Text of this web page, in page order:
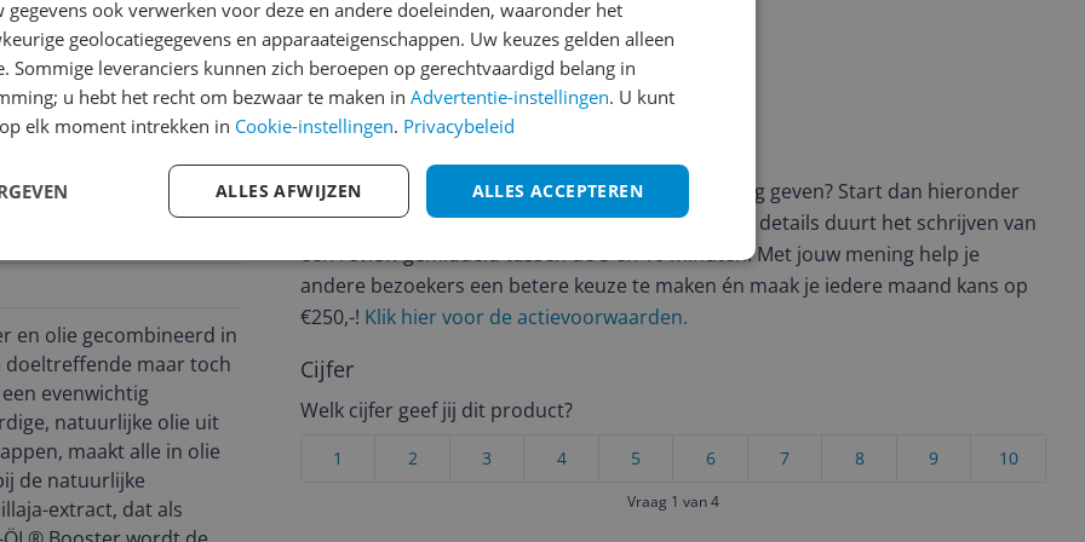
en olie gecombineerd in
doeltreffende maar toch
evenwichtig
natuurlijke olie uit
maakt alle in olie
de natuurlijke
extract, dat als
Reviews
Er zijn nog geen reviews geschreven
Heb jij dit product in bezit en wil je graag je mening geven? Start dan hieronder
met het schrijven van je review. Afhankelijk van de details duurt het schrijven van
een review gemiddeld tussen de 3 en 10 minuten. Met jouw mening help je
andere bezoekers een betere keuze te maken én maak je iedere maand kans op
€250,-! Klik hier voor de actievoorwaarden.
Cijfer
Welk cijfer geef jij dit product?
10
9
8
7
6
5
4
3
2
1
Vraag 1 van 4
gegevens ook verwerken voor deze en andere doeleinden, waaronder het
geolocatiegegevens en apparaateigenschappen. Uw keuzes gelden alleen
Sommige leveranciers kunnen zich beroepen op gerechtvaardigd belang in
u hebt het recht om bezwaar te maken in Advertentie-instellingen. U kunt
elk moment intrekken in Cookie-instellingen. Privacybeleid
ALLES ACCEPTEREN
ALLES AFWIJZEN